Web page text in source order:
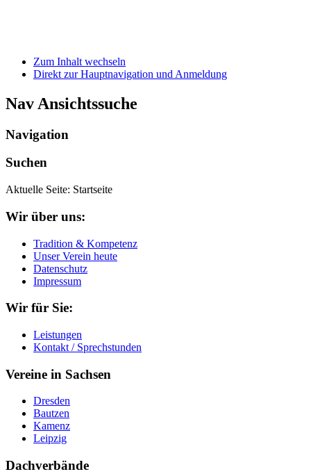
Zum Inhalt wechseln
Direkt zur Hauptnavigation und Anmeldung
Nav Ansichtssuche
Navigation
Suchen
Aktuelle Seite: Startseite
Wir über uns:
Tradition & Kompetenz
Unser Verein heute
Datenschutz
Impressum
Wir für Sie:
Leistungen
Kontakt / Sprechstunden
Vereine in Sachsen
Dresden
Bautzen
Kamenz
Leipzig
Dachverbände